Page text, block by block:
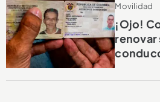
Movilidad
¡Ojo!
renovar